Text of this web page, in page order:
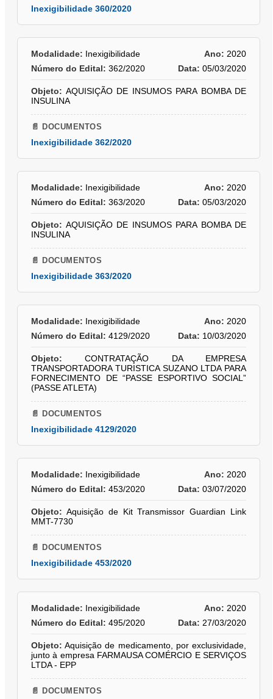
Inexigibilidade 360/2020
Modalidade: Inexigibilidade Ano: 2020
Número do Edital: 362/2020 Data: 05/03/2020
Objeto: AQUISIÇÃO DE INSUMOS PARA BOMBA DE
INSULINA
📄 DOCUMENTOS
Inexigibilidade 362/2020
Modalidade: Inexigibilidade Ano: 2020
Número do Edital: 363/2020 Data: 05/03/2020
Objeto: AQUISIÇÃO DE INSUMOS PARA BOMBA DE
INSULINA
📄 DOCUMENTOS
Inexigibilidade 363/2020
Modalidade: Inexigibilidade Ano: 2020
Número do Edital: 4129/2020 Data: 10/03/2020
Objeto: CONTRATAÇÃO DA EMPRESA
TRANSPORTADORA TURISTICA SUZANO LTDA PARA
FORNECIMENTO DE “PASSE ESPORTIVO SOCIAL”
(PASSE ATLETA)
📄 DOCUMENTOS
Inexigibilidade 4129/2020
Modalidade: Inexigibilidade Ano: 2020
Número do Edital: 453/2020 Data: 03/07/2020
Objeto: Aquisição de Kit Transmissor Guardian Link
MMT-7730
📄 DOCUMENTOS
Inexigibilidade 453/2020
Modalidade: Inexigibilidade Ano: 2020
Número do Edital: 495/2020 Data: 27/03/2020
Objeto: Aquisição de medicamento, por exclusividade,
junto à empresa FARMAUSA COMÉRCIO E SERVIÇOS
LTDA - EPP
📄 DOCUMENTOS